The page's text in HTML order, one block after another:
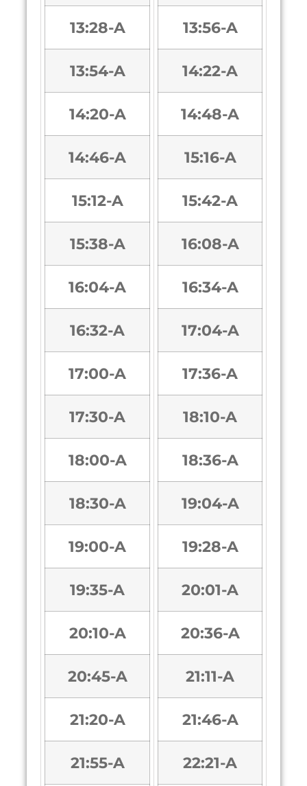
13:28-A
13:54-A
14:20-A
14:46-A
15:12-A
15:38-A
16:04-A
16:32-A
17:00-A
17:30-A
18:00-A
18:30-A
19:00-A
19:35-A
20:10-A
20:45-A
21:20-A
21:55-A
13:56-A
14:22-A
14:48-A
15:16-A
15:42-A
16:08-A
16:34-A
17:04-A
17:36-A
18:10-A
18:36-A
19:04-A
19:28-A
20:01-A
20:36-A
21:11-A
21:46-A
22:21-A